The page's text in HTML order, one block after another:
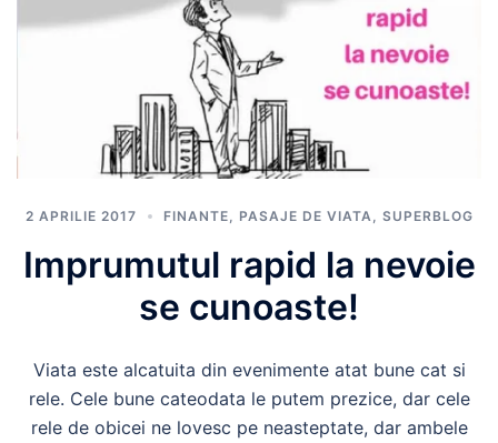
2 APRILIE 2017 FINANTE PASAJE DE VIATA SUPERBLOG
Imprumutul rapid la nevoie
se cunoaste!
Viata este alcatuita din evenimente atat bune cat si
rele. Cele bune cateodata le putem prezice, dar cele
rele de obicei ne lovesc pe neasteptate, dar ambele